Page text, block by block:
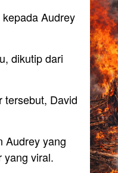
Audrey
dikutip dari
tersebut, David
Audrey yang
yang viral.